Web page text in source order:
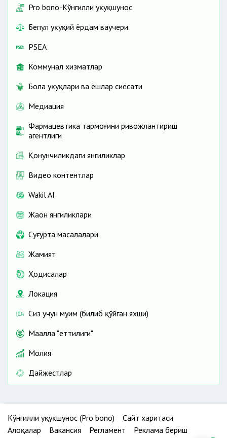
Pro bono-Кўнгилли ҳуқуқшунос
Бепул ҳуқуқий ёрдам ваучери
PSEA
Коммунал хизматлар
Бола ҳуқуқлари ва ёшлар сиёсати
Медиация
Фармацевтика тармоғини ривожлантириш
агентлиги
Қонунчиликдаги янгиликлар
Видео контентлар
Wakil AI
Жаҳон янгиликлари
Cуғурта масалалари
Жамият
Ҳодисалар
Локация
Сиз учун муҳим (билиб қўйган яхши)
Маҳалла "еттилиги"
Молия
Дайжестлар
Кўнгилли ҳуқуқшунос (Pro bono)
Сайт харитаси
Алоқалар
Вакансия Регламент
Реклама бериш